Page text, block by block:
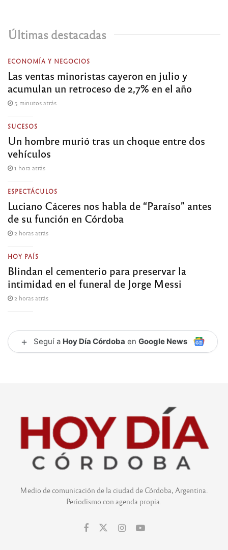
Últimas destacadas
ECONOMÍA Y NEGOCIOS
Las ventas minoristas cayeron en julio y
acumulan un retroceso de 2,7% en el año
5 minutos atrás
SUCESOS
Un hombre murió tras un choque entre dos
vehículos
1 hora atrás
ESPECTÁCULOS
Luciano Cáceres nos habla de “Paraíso” antes
de su función en Córdoba
2 horas atrás
HOY PAÍS
Blindan el cementerio para preservar la
intimidad en el funeral de Jorge Messi
2 horas atrás
+ Seguí a Hoy Día Córdoba en Google News
Medio de comunicación de la ciudad de Córdoba, Argentina.
Periodismo con agenda propia.